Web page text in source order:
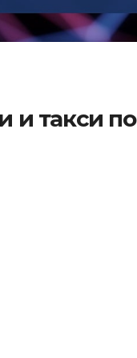
и такси по